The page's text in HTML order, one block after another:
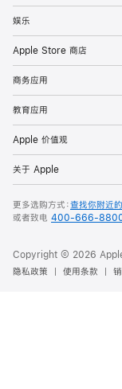
娱乐
Apple Store 商店
商务应用
教育应用
Apple 价值观
关于 Apple
更多选购方式：查找你附近
或者致电 400-666-
Copyright © 2026
隐私政策
使用条款